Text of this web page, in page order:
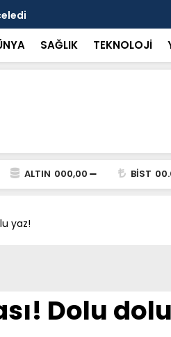
SAĞLIK TEKNOLOJİ
ALTIN 000,00 BİST
yaz!
Dolu dolu